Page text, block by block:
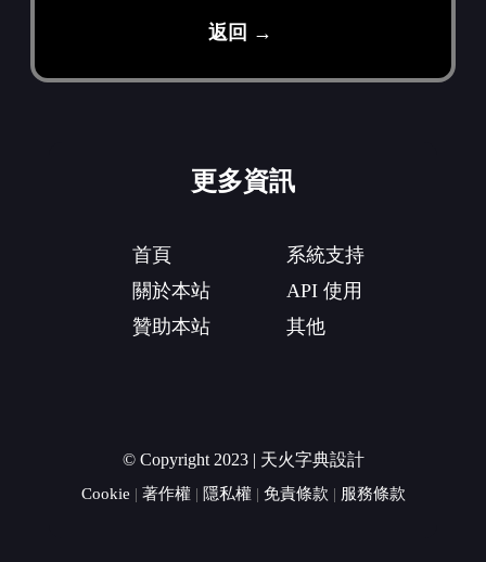
返回 →
更多資訊
首頁
關於本站
贊助本站
系統支持
API 使用
其他
© Copyright 2023 | 天火字典設計
Cookie | 著作權| 隱私權| 免責條款 | 服務條款